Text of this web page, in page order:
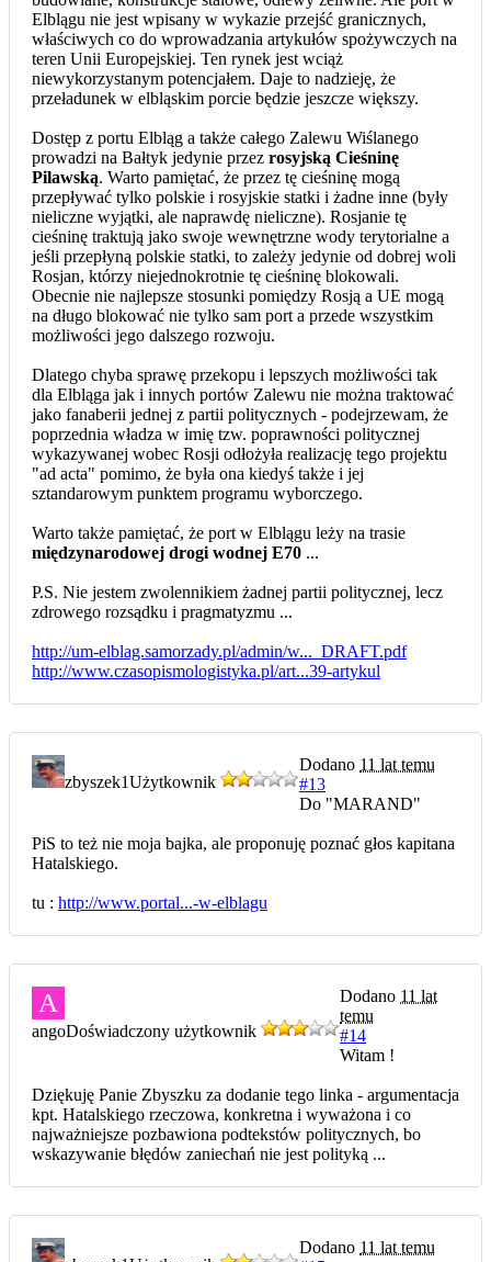
Elblągu nie jest wpisany w wykazie przejść granicznych,
właściwych co do wprowadzania artykułów spożywczych na
teren Unii Europejskiej. Ten rynek jest wciąż
niewykorzystanym potencjałem. Daje to nadzieję, że
przeładunek w elbląskim porcie będzie jeszcze większy.
Dostęp z portu Elbląg a także całego Zalewu Wiślanego
prowadzi na Bałtyk jedynie przez rosyjską Cieśninę
Pilawską. Warto pamiętać, że przez tę cieśninę mogą
przepływać tylko polskie i rosyjskie statki i żadne inne (były
nieliczne wyjątki, ale naprawdę nieliczne). Rosjanie tę
cieśninę traktują jako swoje wewnętrzne wody terytorialne a
jeśli przepłyną polskie statki, to zależy jedynie od dobrej woli
Rosjan, którzy niejednokrotnie tę cieśninę blokowali.
Obecnie nie najlepsze stosunki pomiędzy Rosją a UE mogą
na długo blokować nie tylko sam port a przede wszystkim
możliwości jego dalszego rozwoju.
Dlatego chyba sprawę przekopu i lepszych możliwości tak
dla Elbląga jak i innych portów Zalewu nie można traktować
jako fanaberii jednej z partii politycznych - podejrzewam, że
poprzednia władza w imię tzw. poprawności politycznej
wykazywanej wobec Rosji odłożyła realizację tego projektu
"ad acta" pomimo, że była ona kiedyś także i jej
sztandarowym punktem programu wyborczego.
Warto także pamiętać, że port w Elblągu leży na trasie
międzynarodowej drogi wodnej E70 ...
P.S. Nie jestem zwolennikiem żadnej partii politycznej, lecz
zdrowego rozsądku i pragmatyzmu ...
http://um-elblag.samorzady.pl/admin/w..._DRAFT.pdf
http://www.czasopismologistyka.pl/art...39-artykul
zbyszek1Użytkownik
Dodano 11 lat temu
#13
Do "MARAND"
PiS to też nie moja bajka, ale proponuję poznać głos kapitana
Hatalskiego.
tu : http://www.portal...-w-elblagu
A
angoDoświadczony użytkownik
Dodano 11 lat
temu
#14
Witam !
Dziękuję Panie Zbyszku za dodanie tego linka - argumentacja
kpt. Hatalskiego rzeczowa, konkretna i wyważona i co
najważniejsze pozbawiona podtekstów politycznych, bo
wskazywanie błędów zaniechań nie jest polityką ...
Dodano 11 lat temu